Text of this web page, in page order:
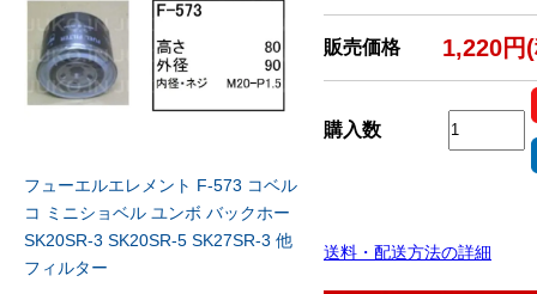
フューエルエレメント F-573 コベル
コ ミニショベル ユンボ バックホー
SK20SR-3 SK20SR-5 SK27SR-3 他
フィルター
販売価格 1,220円
購入数
送料・配送方法の詳細